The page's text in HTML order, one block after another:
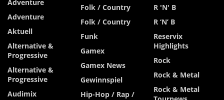
Adventure
Adventure
Aktuell
Alternative &
Progressive
Alternative &
Progressive
Audimix
Folk / Country
Folk / Country
Funk
Gamex
Gamex News
Gewinnspiel
Hip-Hop / Rap /
R 'n' B
R ‘n’ B
Reservix
Highlights
Rock
Rock & Metal
Rock & Metal